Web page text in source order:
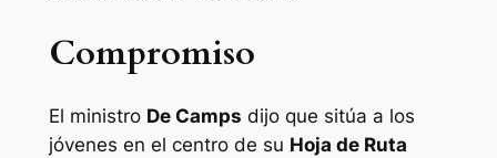
Compromiso
El ministro De Camps dijo que sitúa a los
jóvenes en el centro de su Hoja de Ruta